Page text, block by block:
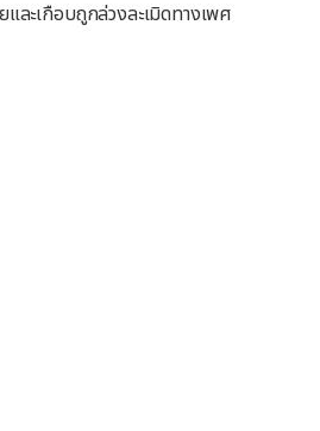
ละเกือบถูกล่วงละเมิดทางเพศ